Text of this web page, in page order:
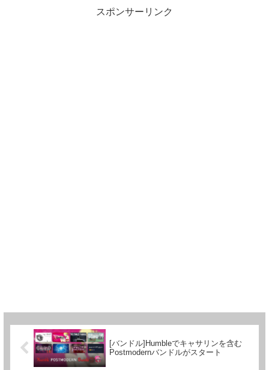
スポンサーリンク
[バンドル]Humbleでキャサリンを含む
Postmodernバンドルがスタート